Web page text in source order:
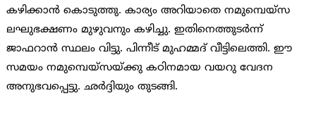
കഴിക്കാന്‍ കൊടുത്തു. കാര്യം അറിയാതെ നമുമ്പെയ്സ
ലഘുഭക്ഷണം മുഴുവനും കഴിച്ചു. ഇതിനെത്തുടര്‍ന്ന്
ജാഫറാന്‍ സ്ഥലം വിട്ടു. പിന്നീട് മുഹമ്മദ് വീട്ടിലെത്തി. ഈ
സമയം നമുമ്പെയ്സയ്ക്കു കഠിനമായ വയറു വേദന
അനുഭവപ്പെട്ടു. ഛര്‍ദ്ദിയും തുടങ്ങി.